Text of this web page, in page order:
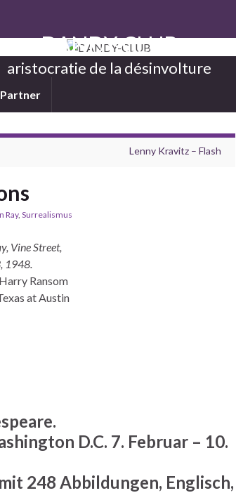
DANDY-CLUB
aristocratie de la désinvolture
Partner
Lenny Kravitz – Flash
Ray, Surrealismus
Vine Street,
1948.
Ransom
at Austin
D.C. 7. Februar – 10.
248 Abbildungen, Englisch,